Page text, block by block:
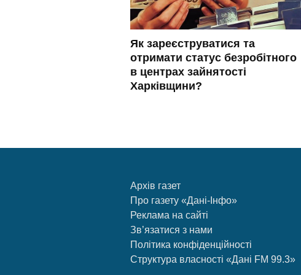
Як зареєструватися та
отримати статус безробітного
в центрах зайнятості
Харківщини?
Архів газет
Про газету «Дані-Інфо»
Реклама на сайті
Зв’язатися з нами
Політика конфіденційності
Структура власності «Дані FM 99.3»